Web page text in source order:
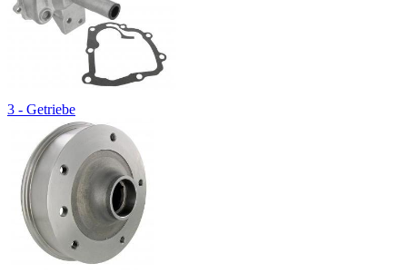
3 - Getriebe